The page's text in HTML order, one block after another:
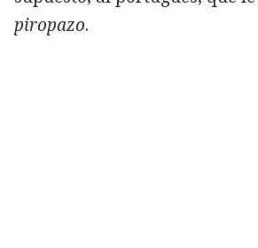
piropazo.